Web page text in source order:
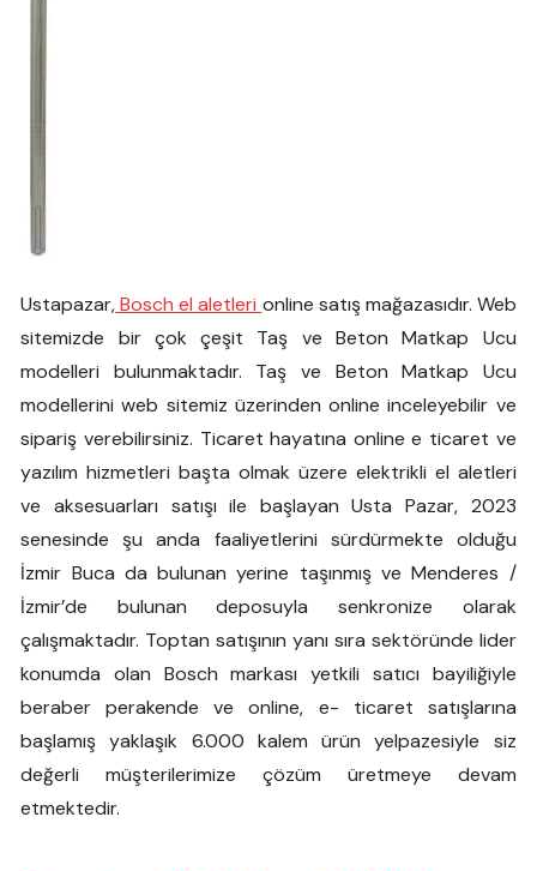
Ustapazar,Bosch el aletleri online satış mağazasıdır. Web
sitemizde bir çok çeşit Taş ve Beton Matkap Ucu
modelleri bulunmaktadır. Taş ve Beton Matkap Ucu
modellerini web sitemiz üzerinden online inceleyebilir ve
sipariş verebilirsiniz. Ticaret hayatına online e ticaret ve
yazılım hizmetleri başta olmak üzere elektrikli el aletleri
ve aksesuarları satışı ile başlayan Usta Pazar, 2023
senesinde şu anda faaliyetlerini sürdürmekte olduğu
İzmir Buca da bulunan yerine taşınmış ve Menderes /
İzmir’de bulunan deposuyla senkronize olarak
çalışmaktadır. Toptan satışının yanı sıra sektöründe lider
konumda olan Bosch markası yetkili satıcı bayiliğiyle
beraber perakende ve online, e- ticaret satışlarına
başlamış yaklaşık 6.000 kalem ürün yelpazesiyle siz
değerli müşterilerimize çözüm üretmeye devam
etmektedir.